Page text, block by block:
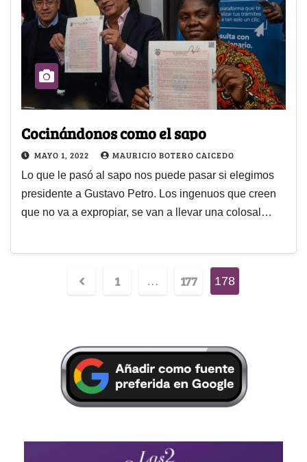
Cocinándonos como el sapo
MAYO 1, 2022 MAURICIO BOTERO CAICEDO
Lo que le pasó al sapo nos puede pasar si elegimos
presidente a Gustavo Petro. Los ingenuos que creen
que no va a expropiar, se van a llevar una colosal…
1 … 177 178